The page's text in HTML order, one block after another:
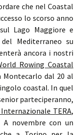
che nel Coastal
lo scorso anno
Lago Maggiore e
Mediterraneo su
ancora i nostri
Rowing Coastal
Montecarlo dal 20 al
coastal. In quel
parteciperanno,
TERA,
A novembre con un